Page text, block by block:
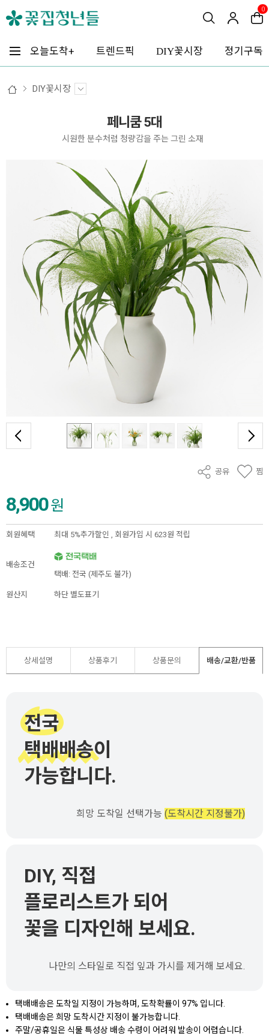
0
오늘도착+ 트렌드픽 DIY꽃시장 정기구독
DIY꽃시장
페니쿰 5대
시원한 분수처럼 청량감을 주는 그린 소재
공유 찜
8,900원
회원혜택 최대 5%추가할인 , 회원가입 시 623원 적립
배송조건
택배: 전국 (제주도 불가)
원산지 하단 별도표기
상세설명 상품후기 상품문의 배송/교환/반품
전국
택배배송이
가능합니다.
희망 도착일 선택가능 (도착시간 지정불가)
DIY, 직접
플로리스트가 되어
꽃을 디자인해 보세요.
나만의 스타일로 직접 잎과 가시를 제거해 보세요.
택배배송은 도착일 지정이 가능하며, 도착확률이 97% 입니다.
택배배송은 희망 도착시간 지정이 불가능합니다.
주말/공휴일은 식물 특성상 배송 수령이 어려워 발송이 어렵습니다.